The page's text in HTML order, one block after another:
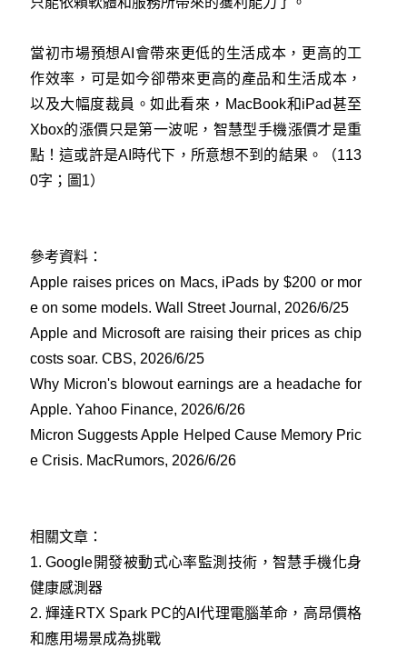
當初市場預想AI會帶來更低的生活成本，更高的工
作效率，可是如今卻帶來更高的產品和生活成本，
以及大幅度裁員。如此看來，MacBook和iPad甚至
Xbox的漲價只是第一波呢，智慧型手機漲價才是重
點！這或許是AI時代下，所意想不到的結果。（113
0字；圖1）
參考資料：
Apple raises prices on Macs, iPads by $200 or mor
e on some models. Wall Street Journal, 2026/6/25
Apple and Microsoft are raising their prices as chip
costs soar. CBS, 2026/6/25
Why Micron's blowout earnings are a headache for
Apple. Yahoo Finance, 2026/6/26
Micron Suggests Apple Helped Cause Memory Pric
e Crisis. MacRumors, 2026/6/26
相關文章：
1.Google開發被動式心率監測技術，智慧手機化身
健康感測器
2.輝達RTX Spark PC的AI代理電腦革命，高昂價格
和應用場景成為挑戰